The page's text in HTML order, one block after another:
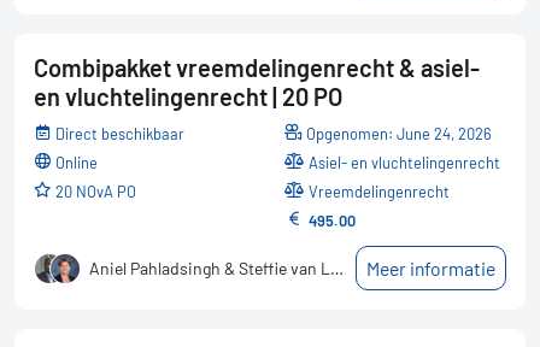
Combipakket vreemdelingenrecht & asiel-
en vluchtelingenrecht | 20 PO
Direct beschikbaar
online
20 NOvA PO
Opgenomen: June 24, 2026
Asiel- en vluchtelingenrecht
Vreemdelingenrecht
495.00
Aniel Pahladsingh & Steffie van Lokven Meer informatie